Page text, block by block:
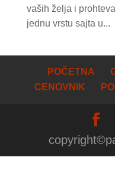
vaših želja i
jednu vrstu sajta u...
POČETNA
CENOVNIK